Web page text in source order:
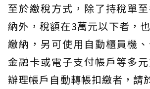
至於繳稅方式，除了持稅單
納外，稅額在3萬元以下者，
繳納，另可使用自動櫃員機
金融卡或電子支付帳戶等多
辦理帳戶自動轉帳扣繳者，請